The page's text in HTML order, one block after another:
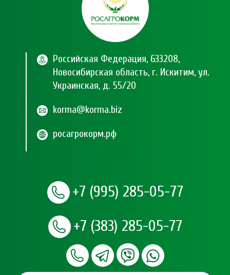
Российская Федерация, 633208,
Новосибирская область, г. Искитим, ул.
Украинская, д. 55/20
korma@korma.biz
росагрокорм.рф
+7 (995) 285-05-77
+7 (383) 285-05-77